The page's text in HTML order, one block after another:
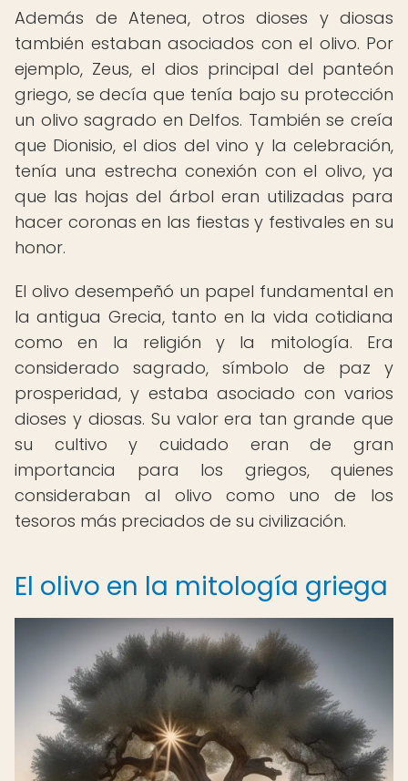
Además de Atenea, otros dioses y diosas
también estaban asociados con el olivo. Por
ejemplo, Zeus, el dios principal del panteón
griego, se decía que tenía bajo su protección
un olivo sagrado en Delfos. También se creía
que Dionisio, el dios del vino y la celebración,
tenía una estrecha conexión con el olivo, ya
que las hojas del árbol eran utilizadas para
hacer coronas en las fiestas y festivales en su
honor.
El olivo desempeñó un papel fundamental en
la antigua Grecia, tanto en la vida cotidiana
como en la religión y la mitología. Era
considerado sagrado, símbolo de paz y
prosperidad, y estaba asociado con varios
dioses y diosas. Su valor era tan grande que
su cultivo y cuidado eran de gran
importancia para los griegos, quienes
consideraban al olivo como uno de los
tesoros más preciados de su civilización.
El olivo en la mitología griega